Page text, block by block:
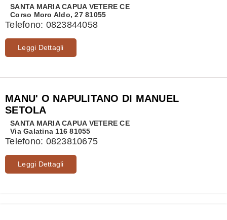
SANTA MARIA CAPUA VETERE CE
Corso Moro Aldo, 27 81055
Telefono: 0823844058
Leggi Dettagli
MANU' O NAPULITANO DI MANUEL
SETOLA
SANTA MARIA CAPUA VETERE CE
Via Galatina 116 81055
Telefono: 0823810675
Leggi Dettagli